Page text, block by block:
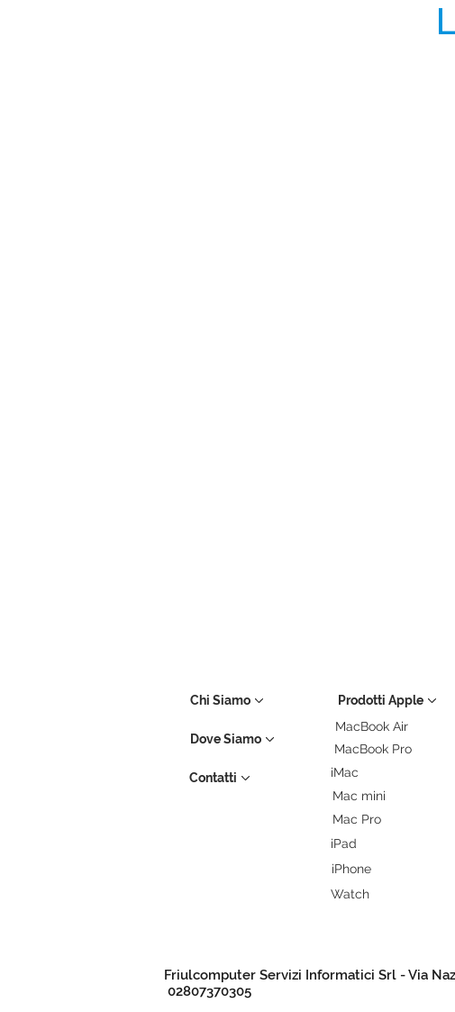
Chi Siamo
Dove Siamo
Contatti
Prodotti Apple
MacBook Air
MacBook Pro
iMac
Mac mini
Mac Pro
iPad
iPhone
Watch
Friulcomputer Servizi Informatici Srl - Via
02807370305